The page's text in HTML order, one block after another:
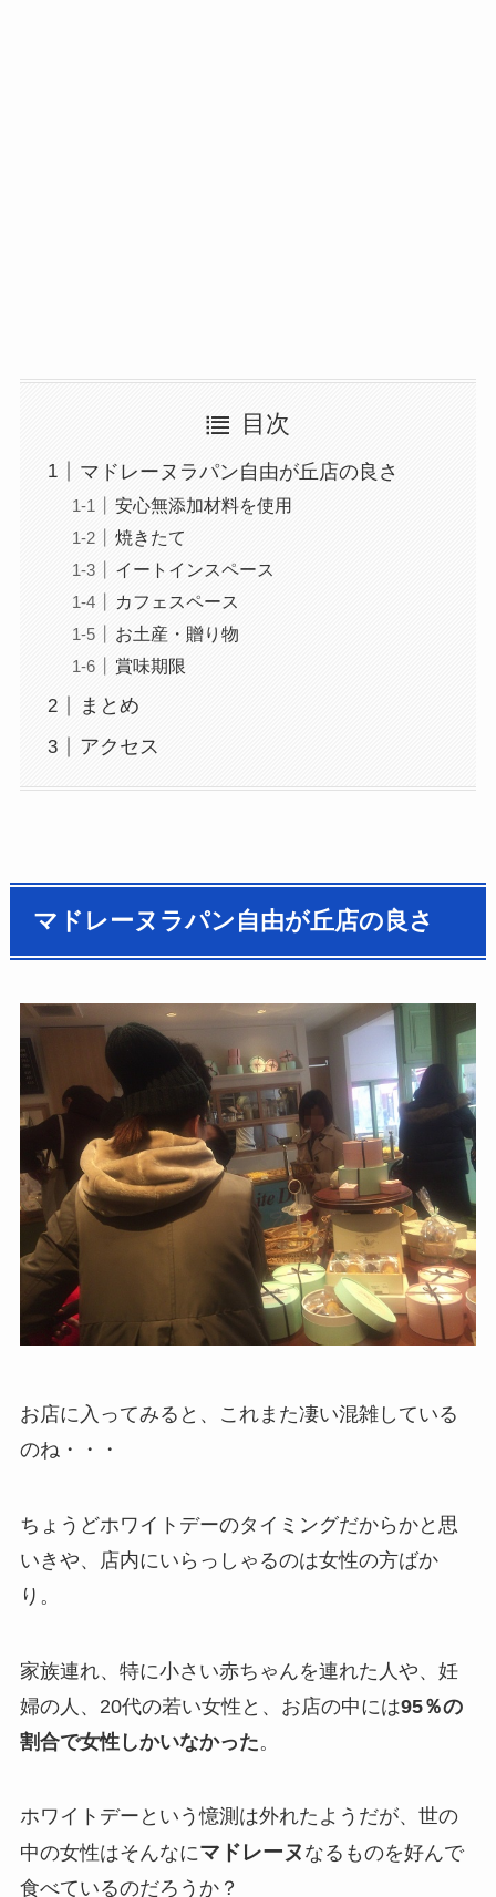
目次
マドレーヌラパン自由が丘店の良さ
安心無添加材料を使用
焼きたて
イートインスペース
カフェスペース
お土産・贈り物
賞味期限
まとめ
アクセス
マドレーヌラパン自由が丘店の良さ
お店に入ってみると、これまた凄い混雑している
のね・・・
ちょうどホワイトデーのタイミングだからかと思
いきや、店内にいらっしゃるのは女性の方ばか
り。
家族連れ、特に小さい赤ちゃんを連れた人や、妊
婦の人、20代の若い女性と、お店の中には95％の
割合で女性しかいなかった。
ホワイトデーという憶測は外れたようだが、世の
中の女性はそんなにマドレーヌ なるものを好んで
食べているのだろうか？